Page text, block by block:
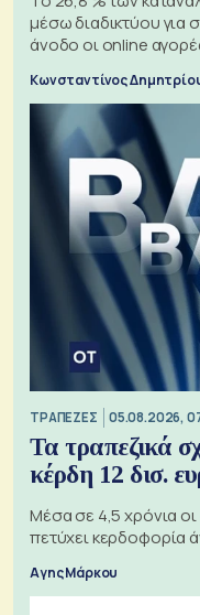
μέσω διαδικτύου για
άνοδο οι online
Κωνσταντίνος
ΤΡΑΠΕΖΕΣ 05.08.2026,
Τα τραπεζικά
κέρδη 12 δισ.
Μέσα σε 4,5 χρόνια
πετύχει κερδοφορία
Αγης Μάρκου